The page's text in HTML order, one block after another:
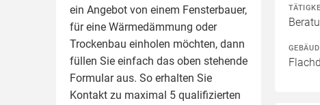
ein Angebot von einem Fensterbauer,
für eine Wärmedämmung oder
Trockenbau einholen möchten, dann
füllen Sie einfach das oben stehende
Formular aus. So erhalten Sie
Kontakt zu maximal 5 qualifizierten